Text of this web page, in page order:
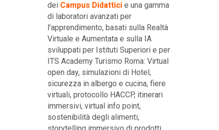
dei Campus Didatticie una gamma
di laboratori avanzati per
l’apprendimento, basati sulla Realtà
Virtuale e Aumentata e sulla IA
sviluppati per Istituti Superiori e per
ITS Academy Turismo Roma: Virtual
open day, simulazioni di Hotel,
sicurezza in albergo e cucina, fiere
virtuali, protocollo HACCP, itinerari
immersivi, virtual info point,
sostenibilità degli alimenti,